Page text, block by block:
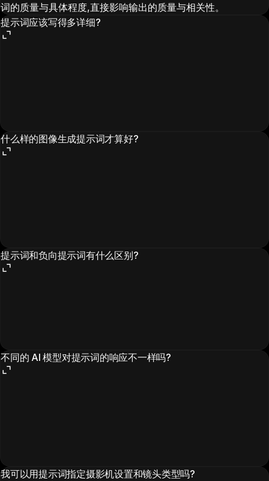
词的质量与具体程度,直接影响输出的质量与相关性。
提示词应该写得多详细?
什么样的图像生成提示词才算好?
提示词和负向提示词有什么区别?
不同的 AI 模型对提示词的响应不一样吗?
我可以用提示词指定摄影机设置和镜头类型吗?